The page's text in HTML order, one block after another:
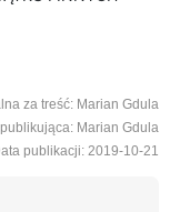
za treść: Marian Gdula
Marian Gdula
publikacji: 2019-10-21